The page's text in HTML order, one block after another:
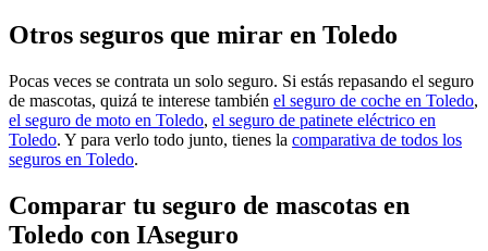
Otros seguros que mirar en Toledo
Pocas veces se contrata un solo seguro. Si estás repasando el seguro
de mascotas, quizá te interese también el seguro de coche en Toledo,
el seguro de moto en Toledo, el seguro de patinete eléctrico en
Toledo. Y para verlo todo junto, tienes la comparativa de todos los
seguros en Toledo.
Comparar tu seguro de mascotas en
Toledo con IAseguro